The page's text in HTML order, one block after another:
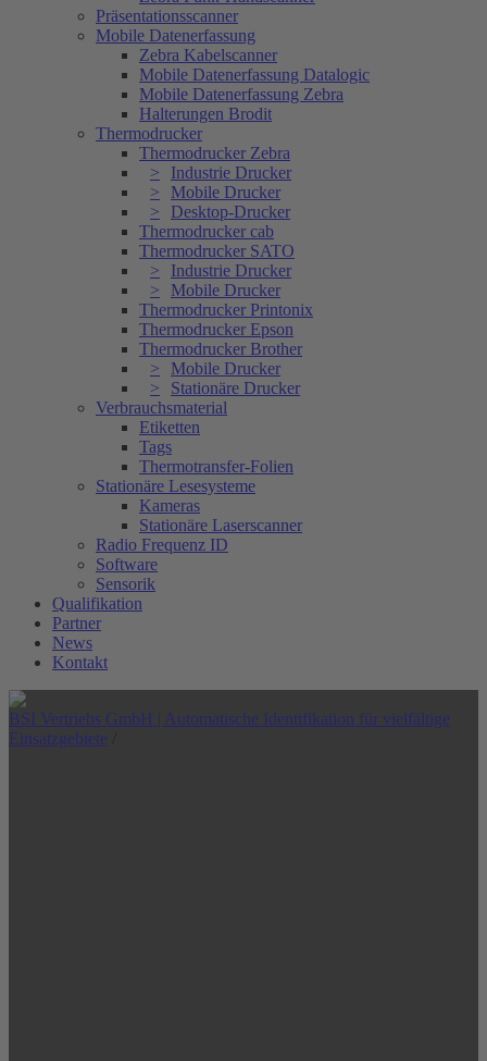
Präsentationsscanner
Mobile Datenerfassung
Zebra Kabelscanner
Mobile Datenerfassung Datalogic
Mobile Datenerfassung Zebra
Halterungen Brodit
Thermodrucker
Thermodrucker Zebra
Industrie Drucker
Mobile Drucker
Desktop-Drucker
Thermodrucker cab
Thermodrucker SATO
Industrie Drucker
Mobile Drucker
Thermodrucker Printonix
Thermodrucker Epson
Thermodrucker Brother
Mobile Drucker
Stationäre Drucker
Verbrauchsmaterial
Etiketten
Tags
Thermotransfer-Folien
Stationäre Lesesysteme
Kameras
Stationäre Laserscanner
Radio Frequenz ID
Software
Sensorik
Qualifikation
Partner
News
Kontakt
BSI Vertriebs GmbH | Automatische Identifikation für vielfältige
Einsatzgebiete